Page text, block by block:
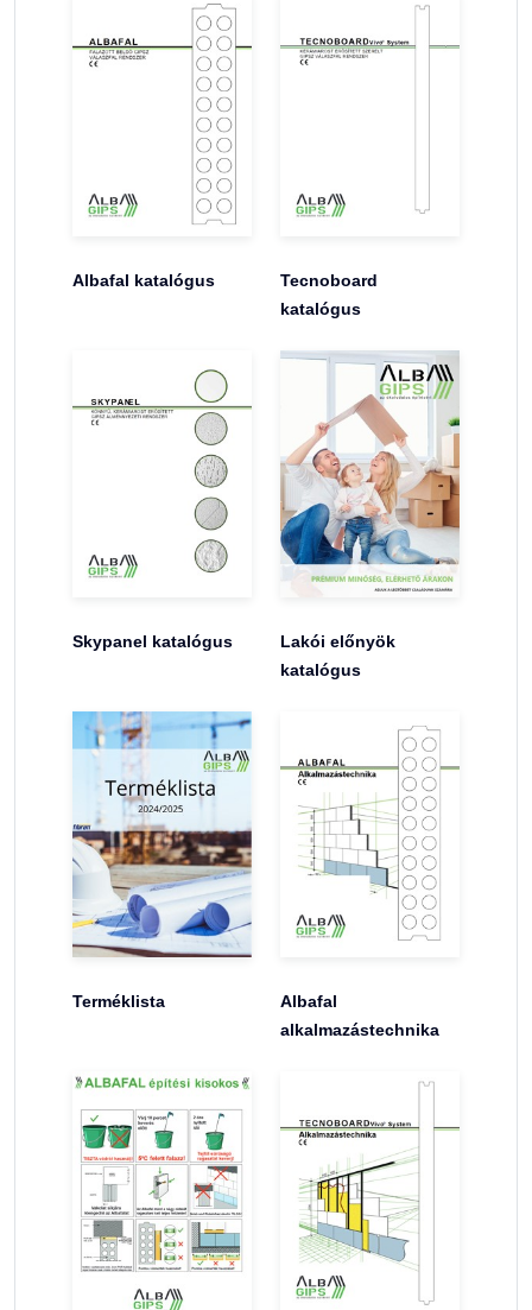
Albafal katalógus
Tecnoboard
katalógus
Skypanel katalógus
Lakói előnyök
katalógus
Terméklista
Albafal
alkalmazástechnika